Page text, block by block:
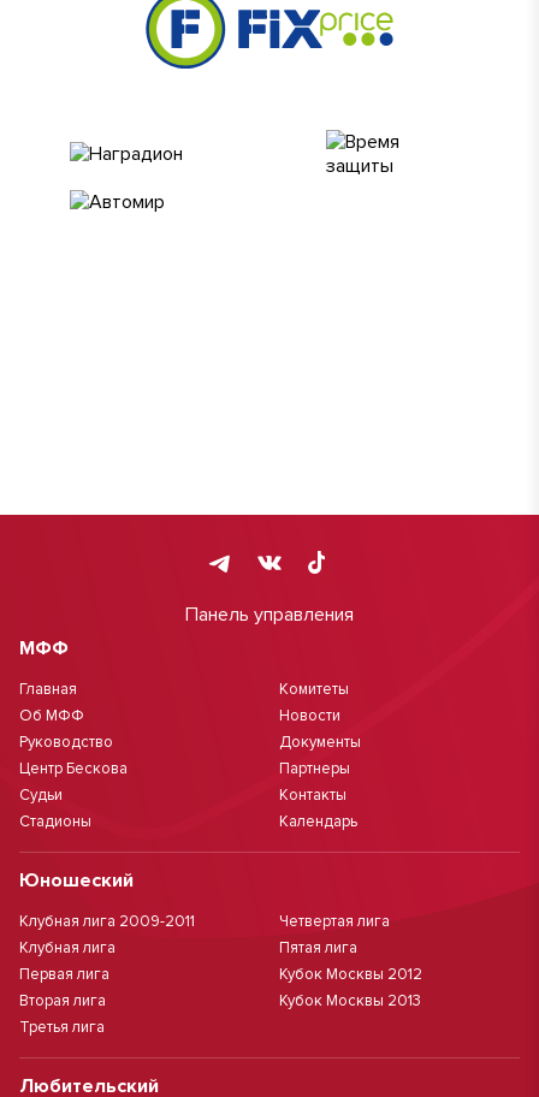
Панель управления
МФФ
Главная
Об МФФ
Руководство
Центр Бескова
Судьи
Стадионы
Комитеты
Новости
Документы
Партнеры
Контакты
Календарь
Юношеский
Клубная лига 2009-2011
Клубная лига
Первая лига
Вторая лига
Третья лига
Четвертая лига
Пятая лига
Кубок Москвы 2012
Кубок Москвы 2013
Любительский